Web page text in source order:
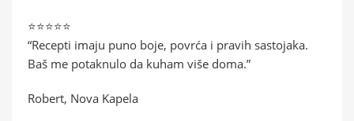
⭐⭐⭐⭐⭐
“Recepti imaju puno boje, povrća i pravih sastojaka.
Baš me potaknulo da kuham više doma.”
Robert, Nova Kapela